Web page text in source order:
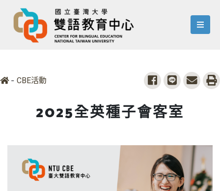
menu
- CBE活動 share to facebook
share to line
share
2025全英種子會客室